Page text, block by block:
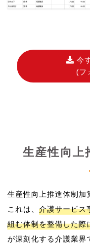
今
(フ
生産性向上
生産性向上推進体制加
これは、 介護サービス
組む体制を整備した際
が深刻化する介護業